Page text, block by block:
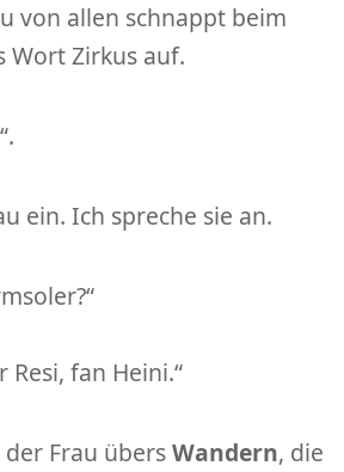
von allen schnappt beim
Wort Zirkus auf.
ein. Ich spreche sie an.
Resi, fan Heini.“
Frau übersWandern, die